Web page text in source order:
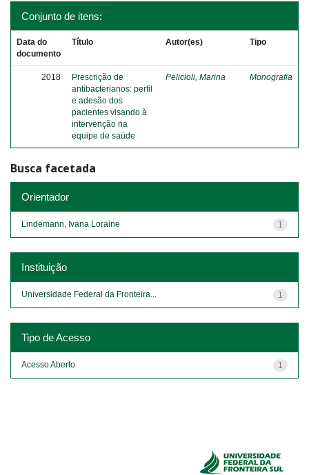
Conjunto de itens:
Data do
documento
Título Autor(es) Tipo
2018
Prescrição de
antibacterianos: perfil
e adesão dos
pacientes visando à
intervenção na
equipe de saúde
Pelicioli, Marina Monografia
Busca facetada
Orientador
1
Lindemann, Ivana Loraine
Instituição
1
Universidade Federal da Fronteira...
Tipo de Acesso
1
Acesso Aberto